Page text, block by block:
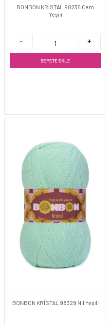
BONBON KRİSTAL 98235 Çam
Yeşili
SEPETE EKLE
BONBON KRİSTAL 98329 Nil Yeşili